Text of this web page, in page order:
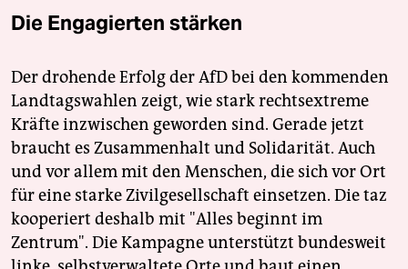
Die Engagierten stärken
Der drohende Erfolg der AfD bei den kommenden
Landtagswahlen zeigt, wie stark rechtsextreme
Kräfte inzwischen geworden sind. Gerade jetzt
braucht es Zusammenhalt und Solidarität. Auch
und vor allem mit den Menschen, die sich vor Ort
für eine starke Zivilgesellschaft einsetzen. Die taz
kooperiert deshalb mit "Alles beginnt im
Zentrum". Die Kampagne unterstützt bundesweit